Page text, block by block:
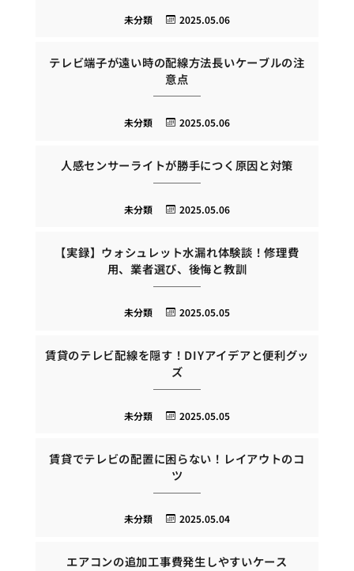
2025.05.06
未分類
テレビ端子が遠い時の配線方法長いケーブルの注
意点
2025.05.06
未分類
人感センサーライトが勝手につく原因と対策
2025.05.06
未分類
【実録】ウォシュレット水漏れ体験談！修理費
用、業者選び、後悔と教訓
2025.05.05
未分類
賃貸のテレビ配線を隠す！DIYアイデアと便利グッ
ズ
2025.05.05
未分類
賃貸でテレビの配置に困らない！レイアウトのコ
ツ
2025.05.04
未分類
エアコンの追加工事費発生しやすいケース